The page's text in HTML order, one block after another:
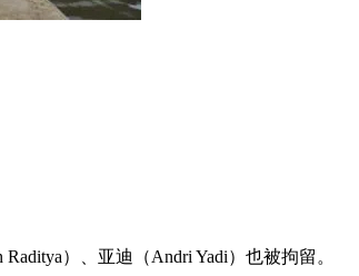
）、亚迪（Andri Yadi）也被拘留。